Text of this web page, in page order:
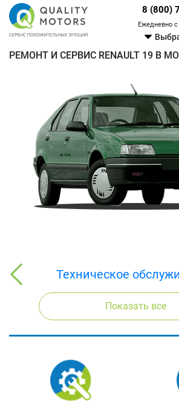
8 (800)
Ежедневно
РЕМОНТ И СЕРВИС RENAULT 19 В
Техническое
Показать все